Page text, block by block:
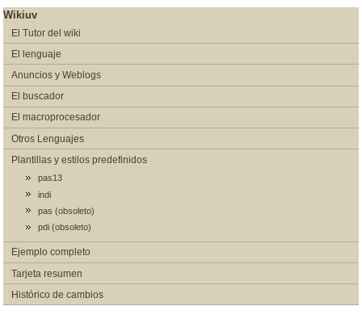
Wikiuv
El Tutor del wiki
El lenguaje
Anuncios y Weblogs
El buscador
El macroprocesador
Otros Lenguajes
Plantillas y estilos predefinidos
pas13
indi
pas (obsoleto)
pdi (obsoleto)
Ejemplo completo
Tarjeta resumen
Histórico de cambios